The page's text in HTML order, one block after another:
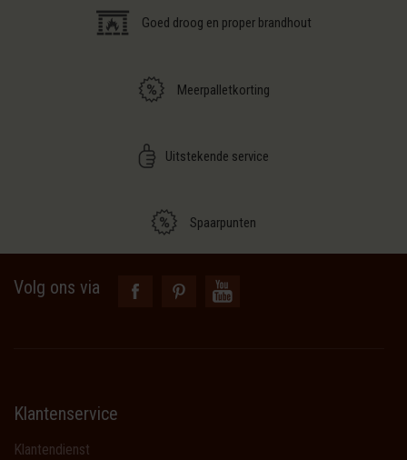
Goed droog en proper brandhout
Meerpalletkorting
Uitstekende service
Spaarpunten
Volg ons via
Klantenservice
Klantendienst